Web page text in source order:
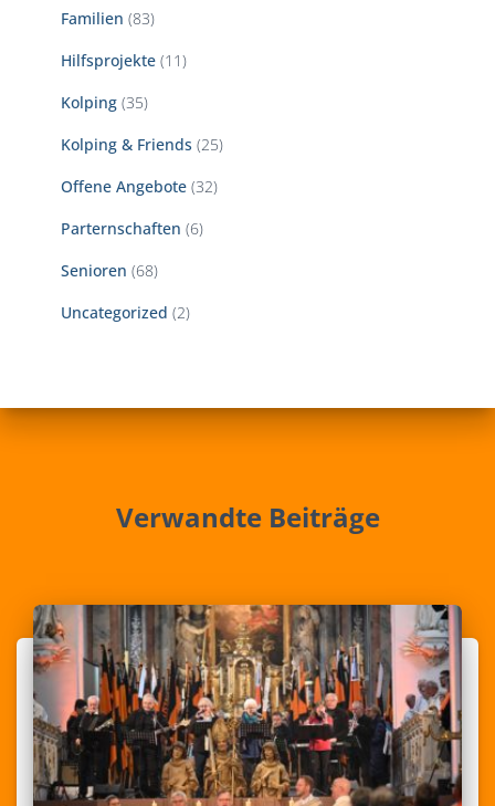
Familien (83)
Hilfsprojekte (11)
Kolping (35)
Kolping & Friends (25)
Offene Angebote (32)
Parternschaften (6)
Senioren (68)
Uncategorized (2)
Verwandte Beiträge